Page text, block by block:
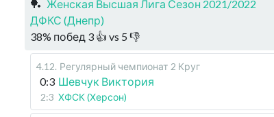
🏓 Женская Высшая Лига Сезон 2021/2022
ДФКС (Днепр)
38% побед 3 👍 vs 5 👎
4.12. Регулярный чемпионат 2 Круг
0:3 Шевчук Виктория
2:3 ХФСК (Херсон)